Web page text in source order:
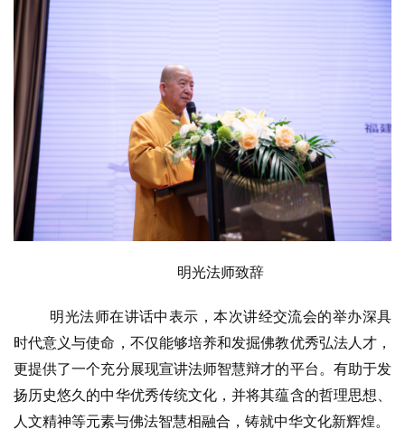
访
谈
乐
菩
提
专
题
善
佛
教
人
登录 注册
明光法师致辞
明光法师在讲话中表示，本次讲经交流会的举办深具
时代意义与使命，不仅能够培养和发掘佛教优秀弘法人才，
更提供了一个充分展现宣讲法师智慧辩才的平台。有助于发
扬历史悠久的中华优秀传统文化，并将其蕴含的哲理思想、
人文精神等元素与佛法智慧相融合，铸就中华文化新辉煌。